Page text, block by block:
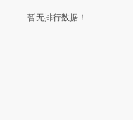
暂无排行数据！